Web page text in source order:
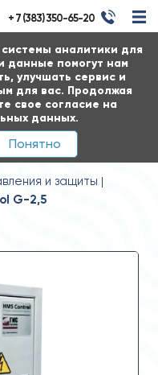
аналитики для
данные помогут нам
улучшать сервис и
для вас. Продолжая
свое согласие на
данных.
Понятно
+ 7 (383) 350-65-20
и защиты
G-2,5